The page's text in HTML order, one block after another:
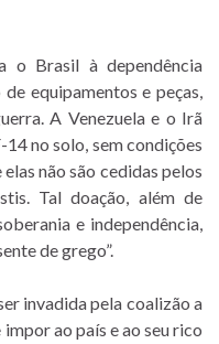
o Brasil à dependência
equipamentos e peças,
A Venezuela e o Irã
no solo, sem condições
não são cedidas pelos
Tal doação, além de
e independência,
de grego”.
invadida pela coalizão a
ao país e ao seu rico